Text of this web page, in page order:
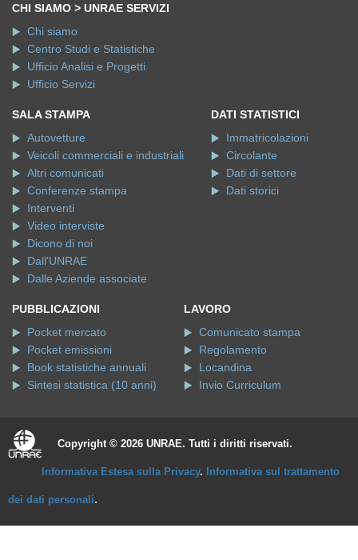
CHI SIAMO > UNRAE SERVIZI
Chi siamo
Centro Studi e Statistiche
Ufficio Analisi e Progetti
Ufficio Servizi
SALA STAMPA
Autovetture
Veicoli commerciali e industriali
Altri comunicati
Conferenze stampa
Interventi
Video interviste
Dicono di noi
Dall'UNRAE
Dalle Aziende associate
DATI STATISTICI
Immatricolazioni
Circolante
Dati di settore
Dati storici
PUBBLICAZIONI
Pocket mercato
Pocket emissioni
Book statistiche annuali
Sintesi statistica (10 anni)
LAVORO
Comunicato stampa
Regolamento
Locandina
Invio Curriculum
Copyright © 2026 UNRAE. Tutti i diritti riservati.
Informativa Estesa sulla Privacy. Informativa sul trattamento
dei dati personali.